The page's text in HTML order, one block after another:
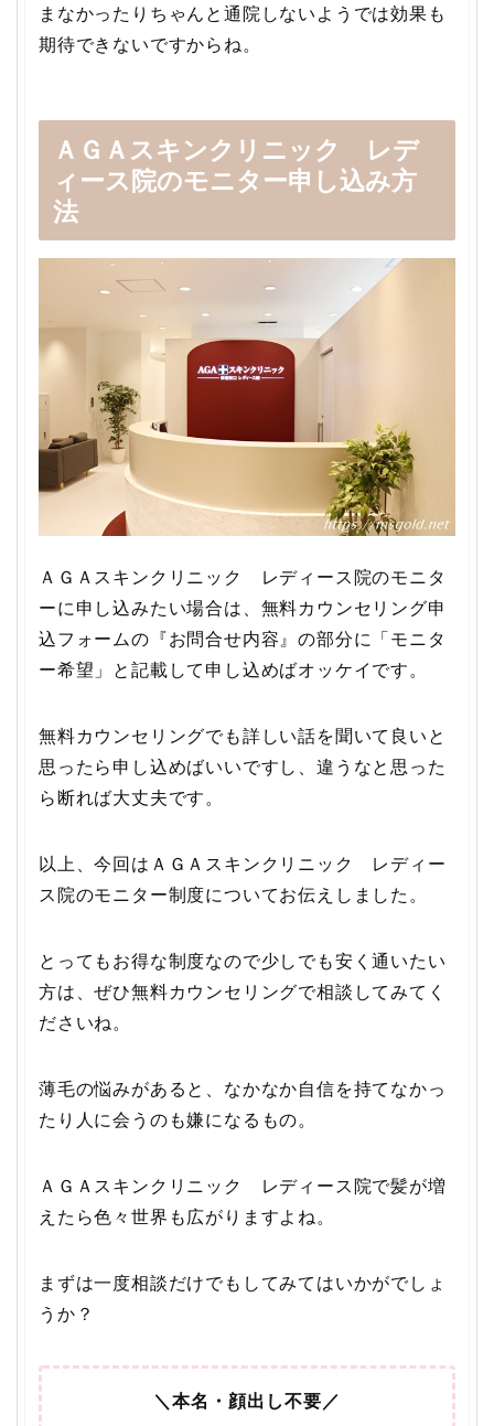
まなかったりちゃんと通院しないようでは効果も
期待できないですからね。
ＡＧＡスキンクリニック レデ
ィース院のモニター申し込み方
法
ＡＧＡスキンクリニック レディース院のモニタ
ーに申し込みたい場合は、無料カウンセリング申
込フォームの『お問合せ内容』の部分に「モニタ
ー希望」と記載して申し込めばオッケイです。
無料カウンセリングでも詳しい話を聞いて良いと
思ったら申し込めばいいですし、違うなと思った
ら断れば大丈夫です。
以上、今回はＡＧＡスキンクリニック レディー
ス院のモニター制度についてお伝えしました。
とってもお得な制度なので少しでも安く通いたい
方は、ぜひ無料カウンセリングで相談してみてく
ださいね。
薄毛の悩みがあると、なかなか自信を持てなかっ
たり人に会うのも嫌になるもの。
ＡＧＡスキンクリニック レディース院で髪が増
えたら色々世界も広がりますよね。
まずは一度相談だけでもしてみてはいかがでしょ
うか？
＼本名・顔出し不要／